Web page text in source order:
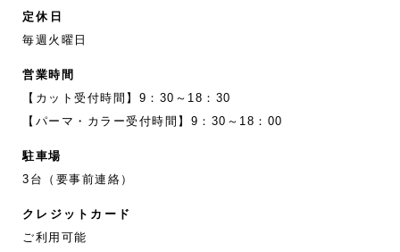
定休日
毎週火曜日
営業時間
【カット受付時間】9：30～18：30
【パーマ・カラー受付時間】9：30～18：00
駐車場
3台（要事前連絡）
クレジットカード
ご利用可能